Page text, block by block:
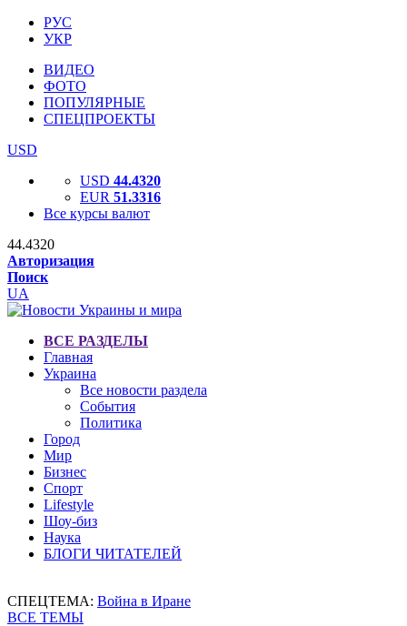
РУС
УКР
ВИДЕО
ФОТО
ПОПУЛЯРНЫЕ
СПЕЦПРОЕКТЫ
USD
USD 44.4320
EUR 51.3316
Все курсы валют
44.4320
Авторизация
Поиск
UA
ВСЕ РАЗДЕЛЫ
Главная
Украина
Все новости раздела
События
Политика
Город
Мир
Бизнес
Спорт
Lifestyle
Шоу-биз
Наука
БЛОГИ ЧИТАТЕЛЕЙ
СПЕЦТЕМА: Война в Иране
ВСЕ ТЕМЫ